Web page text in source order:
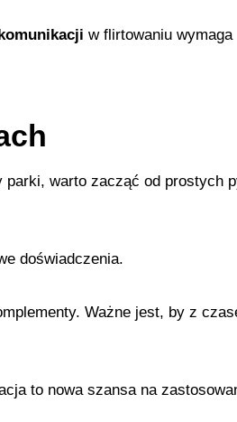
w flirtowaniu wymaga
warto zacząć od prostych
doświadczenia.
Ważne jest, by z
to nowa szansa na